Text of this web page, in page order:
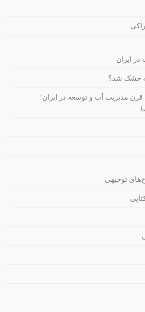
ایران
خشک شد؟
قرن مدیریت آب و توسعه در ایران!
توجیهی